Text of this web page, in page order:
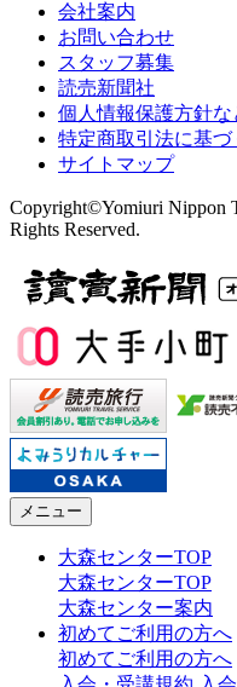
会社案内
お問い合わせ
スタッフ募集
読売新聞社
個人情報保護方針な
特定商取引法に基づ
サイトマップ
Copyright©Yomiuri Nippon
Rights Reserved.
メニュー
大森センターTOP
大森センターTOP
大森センター案内
初めてご利用の方へ
初めてご利用の方へ